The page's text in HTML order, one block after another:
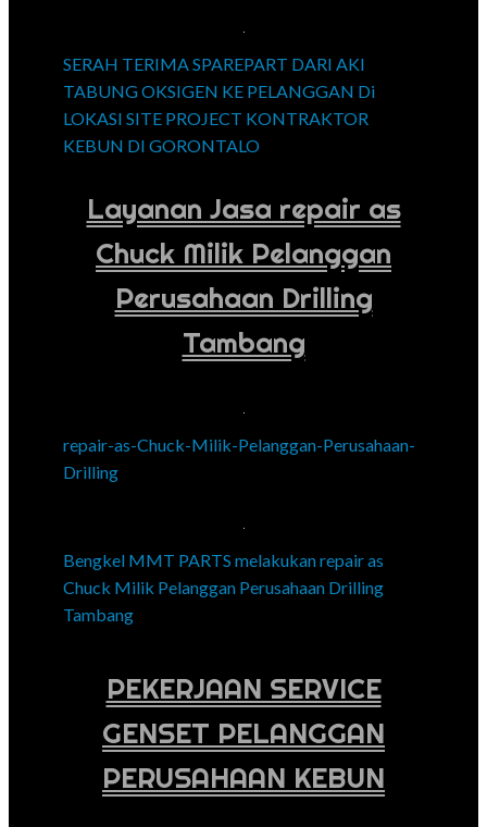
SERAH TERIMA SPAREPART DARI AKI
TABUNG OKSIGEN KE PELANGGAN Di
LOKASI SITE PROJECT KONTRAKTOR
KEBUN DI GORONTALO
Layanan Jasa repair as
Chuck Milik Pelanggan
Perusahaan Drilling
Tambang
repair-as-Chuck-Milik-Pelanggan-Perusahaan-
Drilling
Bengkel MMT PARTS melakukan repair as
Chuck Milik Pelanggan Perusahaan Drilling
Tambang
PEKERJAAN SERVICE
GENSET PELANGGAN
PERUSAHAAN KEBUN